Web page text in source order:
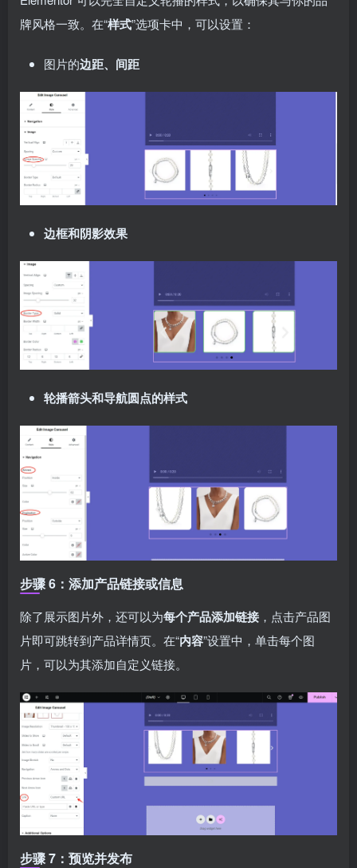
牌风格一致。在“样式”选项卡中，可以设置：
图片的边距、间距
边框和阴影效果
轮播箭头和导航圆点的样式
步骤 6：添加产品链接或信息
除了展示图片外，还可以为每个产品添加链接 ，点击产品图
片即可跳转到产品详情页。在“内容”设置中，单击每个图
片，可以为其添加自定义链接。
步骤 7：预览并发布